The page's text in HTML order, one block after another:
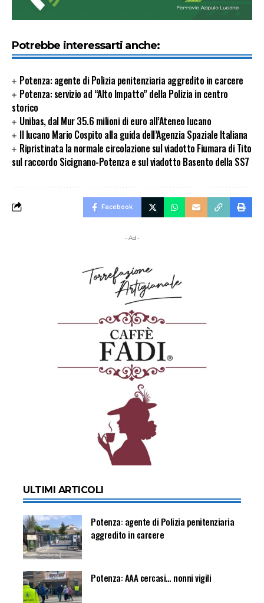
Potrebbe interessarti anche:
Potenza: agente di Polizia penitenziaria aggredito in carcere
Potenza: servizio ad “Alto Impatto” della Polizia in centro
storico
Unibas, dal Mur 35.6 milioni di euro all’Ateneo lucano
Il lucano Mario Cospito alla guida dell’Agenzia Spaziale Italiana
Ripristinata la normale circolazione sul viadotto Fiumara di Tito
sul raccordo Sicignano-Potenza e sul viadotto Basento della SS7
Facebook
- Ad -
ULTIMI ARTICOLI
Potenza: agente di Polizia penitenziaria
aggredito in carcere
Potenza: AAA cercasi… nonni vigili